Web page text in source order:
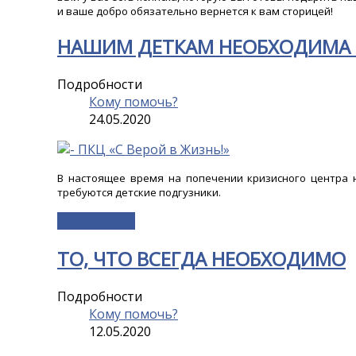
и ваше добро обязательно вернется к вам сторицей!
НАШИМ ДЕТКАМ
Подробности
Кому помочь?
24.05.2020
В настоящее время на попечении кризисного
требуются детские подгузники.
ТО, ЧТО ВСЕГДА НЕОБХОДИМО
Подробности
Кому помочь?
12.05.2020